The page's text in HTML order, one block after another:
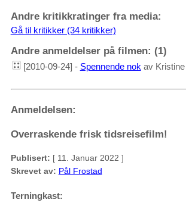
Andre kritikkratinger fra media:
Gå til kritikker (34 kritikker)
Andre anmeldelser på filmen: (1)
[2010-09-24] - Spennende nok av Kristine
Anmeldelsen:
Overraskende frisk tidsreisefilm!
Publisert: [ 11. Januar 2022 ]
Skrevet av: Pål Frostad
Terningkast: